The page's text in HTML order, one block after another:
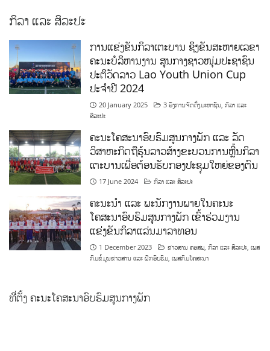
ກິລາ ແລະ ສິລະປະ
ການແຂ່ງຂັນກິລາເຕະບານ ຊິງຂັນສະຫາຍເລຂາ
ຄະນະບໍລິຫານງານ ສູນກາງຊາວໜຸ່ມປະຊາຊົນ
ປະຕິວັດລາວ Lao Youth Union Cup
ປະຈຳປີ 2024
20 January 2025 3 ອົງການຈັດຕັ້ງມະຫາຊົນ,ກິລາ ແລະ
ສິລະປະ
ຄະນະໂຄສະນາອົບຮົມສູນກາງພັກ ແລະ ລັດ
ວິສາຫະກິດຖືຮຸ້ນລາວສ້າງຂະບວນການຫຼີ້ນກິລາ
ເຕະບານເພື່ອຕ້ອນຮັບກອງປະຊຸມໃຫຍ່ຂອງຕົນ
17 June 2024 ກິລາ ແລະ ສິລະປະ
ຄະນະນຳ ແລະ ພະນັກງານພາຍໃນຄະນະ
ໂຄສະນາອົບຮົມສູນກາງພັກ ເຂົ້າຮ່ວມງານ
ແຂ່ງຂັນກິລາແລ່ນມາລາທອນ
1 December 2023 ຂ່າວສານ ຄອສພ,ກິລາ ແລະ ສິລະປະ,ເພສ
ກົມຂໍ້ມູນຂ່າວສານ ແລະ ຝຶກອົບຮົມ,ເພສກົມໂຄສະນາ
ທີ່ຕັ້ງ ຄະນະໂຄສະນາອົບຮົມສູນກາງພັກ